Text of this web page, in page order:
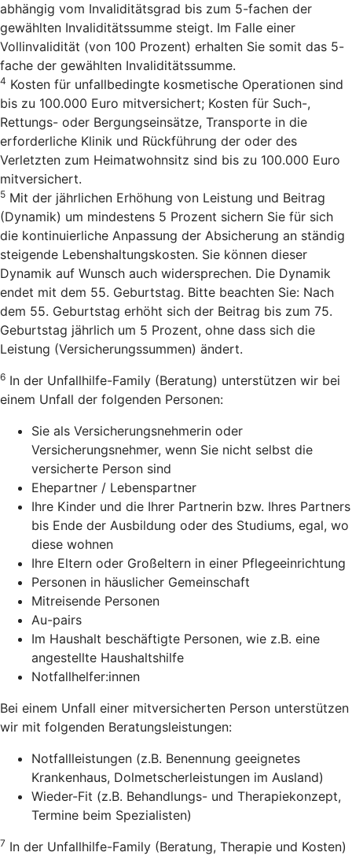
abhängig vom Invaliditätsgrad bis zum 5-fachen der
gewählten Invaliditätssumme steigt. Im Falle einer
Vollinvalidität (von 100 Prozent) erhalten Sie somit das 5-
fache der gewählten Invaliditätssumme.
4 Kosten für unfallbedingte kosmetische Operationen sind
bis zu 100.000 Euro mitversichert; Kosten für Such-,
Rettungs- oder Bergungseinsätze, Transporte in die
erforderliche Klinik und Rückführung der oder des
Verletzten zum Heimatwohnsitz sind bis zu 100.000 Euro
mitversichert.
5 Mit der jährlichen Erhöhung von Leistung und Beitrag
(Dynamik) um mindestens 5 Prozent sichern Sie für sich
die kontinuierliche Anpassung der Absicherung an ständig
steigende Lebenshaltungskosten. Sie können dieser
Dynamik auf Wunsch auch widersprechen. Die Dynamik
endet mit dem 55. Geburtstag. Bitte beachten Sie: Nach
dem 55. Geburtstag erhöht sich der Beitrag bis zum 75.
Geburtstag jährlich um 5 Prozent, ohne dass sich die
Leistung (Versicherungssummen) ändert.
6 In der Unfallhilfe-Family (Beratung) unterstützen wir bei
einem Unfall der folgenden Personen:
Sie als Versicherungsnehmerin oder
Versicherungsnehmer, wenn Sie nicht selbst die
versicherte Person sind
Ehepartner / Lebenspartner
Ihre Kinder und die Ihrer Partnerin bzw. Ihres Partners
bis Ende der Ausbildung oder des Studiums, egal, wo
diese wohnen
Ihre Eltern oder Großeltern in einer Pflegeeinrichtung
Personen in häuslicher Gemeinschaft
Mitreisende Personen
Au-pairs
Im Haushalt beschäftigte Personen, wie z.B. eine
angestellte Haushaltshilfe
Notfallhelfer:innen
Bei einem Unfall einer mitversicherten Person unterstützen
wir mit folgenden Beratungsleistungen:
Notfallleistungen (z.B. Benennung geeignetes
Krankenhaus, Dolmetscherleistungen im Ausland)
Wieder-Fit (z.B. Behandlungs- und Therapiekonzept,
Termine beim Spezialisten)
7 In der Unfallhilfe-Family (Beratung, Therapie und Kosten)